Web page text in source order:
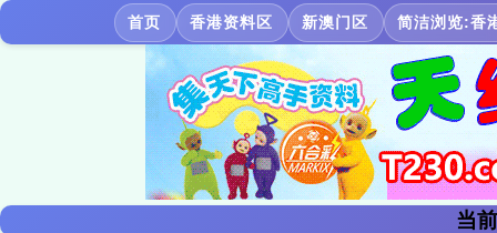
首页 香港资料区 新澳门区 简洁浏览:香
当